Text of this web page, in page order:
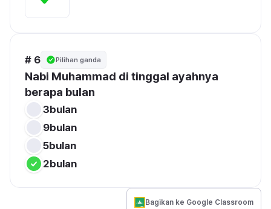
# 6 Pilihan ganda
Nabi Muhammad di tinggal ayahnya
berapa bulan
3bulan
9bulan
5bulan
2bulan
Bagikan ke Google Classroom